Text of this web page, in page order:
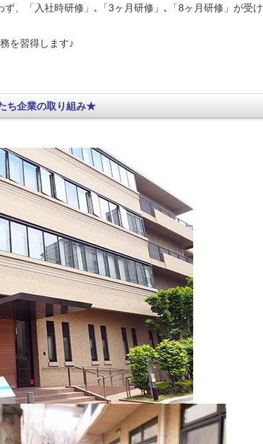
、
「入社時研修」､「3ヶ月研修」､「8ヶ月研修」が受け
を習得します♪
ち企業の取り組み★